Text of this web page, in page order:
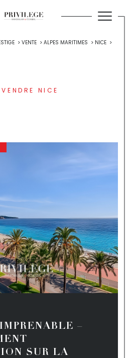
VENTE ALPES MARITIMES
NICE
VENDRE NICE
–
SUR LA